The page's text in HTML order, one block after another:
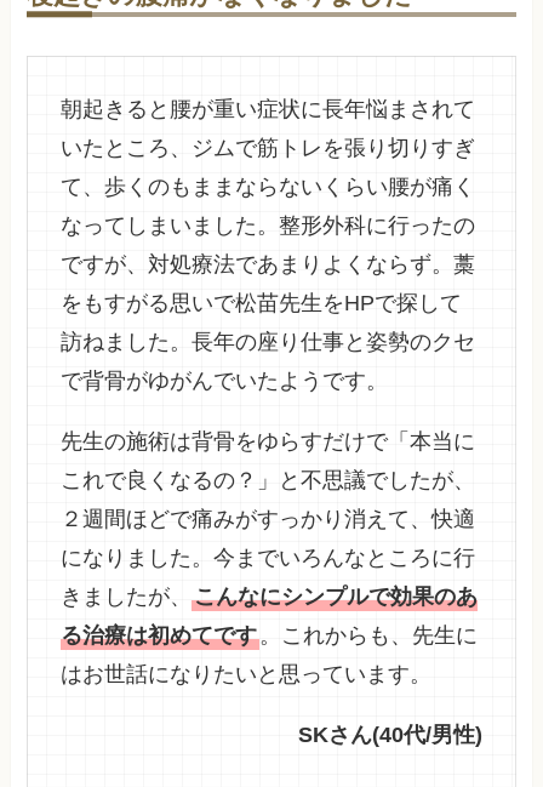
朝起きると腰が重い症状に長年悩まされて
いたところ、ジムで筋トレを張り切りすぎ
て、歩くのもままならないくらい腰が痛く
なってしまいました。整形外科に行ったの
ですが、対処療法であまりよくならず。藁
をもすがる思いで松苗先生をHPで探して
訪ねました。長年の座り仕事と姿勢のクセ
で背骨がゆがんでいたようです。
先生の施術は背骨をゆらすだけで「本当に
これで良くなるの？」と不思議でしたが、
２週間ほどで痛みがすっかり消えて、快適
になりました。今までいろんなところに行
きましたが、こんなにシンプルで効果のあ
る治療は初めてです。これからも、先生に
はお世話になりたいと思っています。
SKさん(40代/男性)